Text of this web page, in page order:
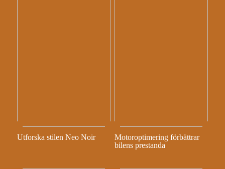
Utforska stilen Neo Noir
Motoroptimering förbättrar
bilens prestanda